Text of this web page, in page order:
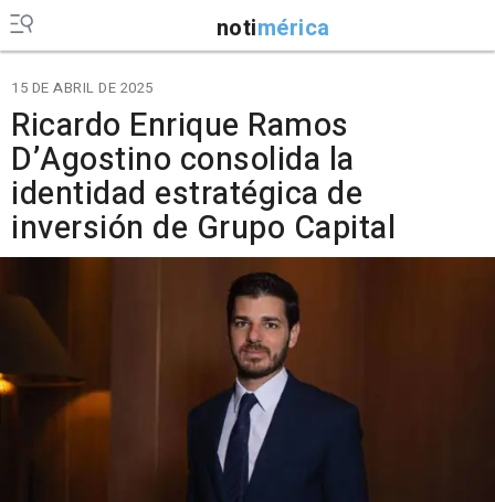
notimérica
15 DE ABRIL DE 2025
Ricardo Enrique Ramos
D’Agostino consolida la
identidad estratégica de
inversión de Grupo Capital